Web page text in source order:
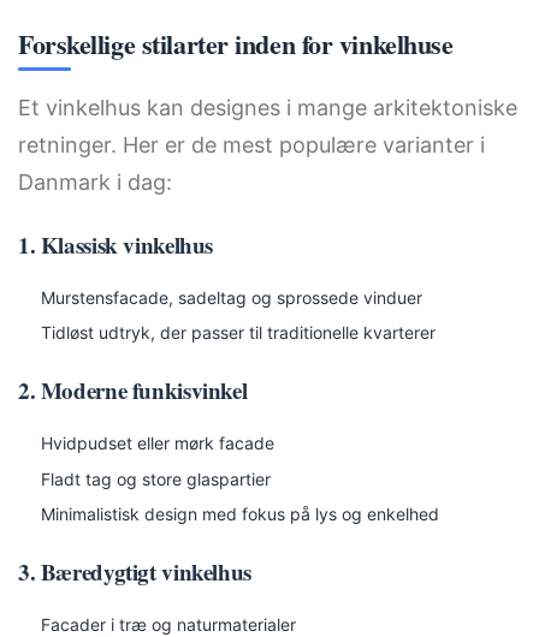
Forskellige stilarter inden for vinkelhuse
Et vinkelhus kan designes i mange arkitektoniske
retninger. Her er de mest populære varianter i
Danmark i dag:
1. Klassisk vinkelhus
Murstensfacade, sadeltag og sprossede vinduer
Tidløst udtryk, der passer til traditionelle kvarterer
2. Moderne funkisvinkel
Hvidpudset eller mørk facade
Fladt tag og store glaspartier
Minimalistisk design med fokus på lys og enkelhed
3. Bæredygtigt vinkelhus
Facader i træ og naturmaterialer